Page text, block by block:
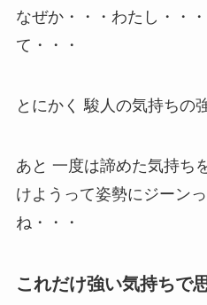
なぜか・・・わたし・・
て・・・
とにかく 駿人の気持ちの
あと 一度は諦めた気持ち
けようって姿勢にジーン
ね・・・
これだけ強い気持ちで